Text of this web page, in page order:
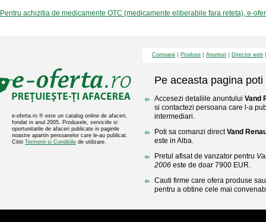
Pentru achizitia de medicamente OTC (medicamente eliberabile fara reteta), e-
e-oferta.ro ® este un catalog online de afaceri,
fondat in anul 2005. Produsele, serviciile si
oportunitatile de afaceri publicate in paginile
noastre apartin persoanelor care le-au publicat.
Cititi Termenii si Conditiile de utilizare.
Companii Produse Anunturi Director web
Pe aceasta pagina poti
Accesezi detaliile anuntului Vand
si contactezi persoana care l-a
intermediari.
Poti sa comanzi directVand
este in Alba.
Pretul afisat de vanzator pentru
2006 este de doar 7900 EUR.
Cauti firme care ofera produse
pentru a obtine cele mai